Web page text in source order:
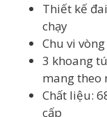
Thiết kế
chạy
Chu vi
3 khoang
mang theo
Chất liệu:
cấp